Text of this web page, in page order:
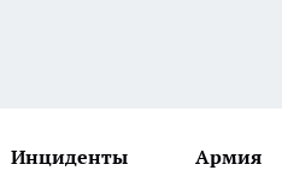
Инциденты Армия